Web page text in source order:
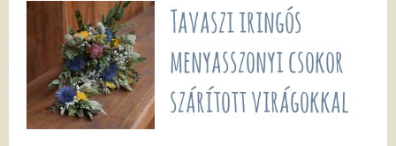
Tavaszi iringós
menyasszonyi csokor
szárított virágokkal